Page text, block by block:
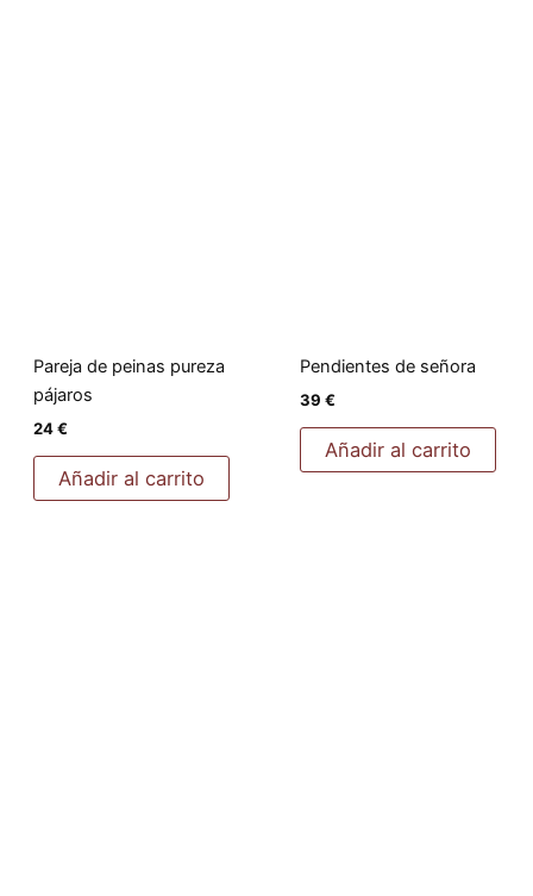
Pareja de peinas pureza
pájaros
24€
Añadir al carrito
Pendientes de señora
39 €
Añadir al carrito